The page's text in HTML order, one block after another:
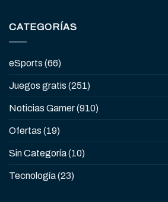
CATEGORÍAS
eSports (66)
Juegos gratis (251)
Noticias Gamer(910)
Ofertas (19)
Sin Categoría(10)
Tecnología(23)